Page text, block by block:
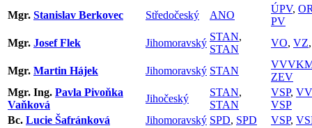
Mgr. Stanislav Berkovec Středočeský ANO
ÚPV,
PV
Mgr. Josef Flek Jihomoravský
STAN,
STAN
VO, VZ
Mgr. Martin Hájek Jihomoravský STAN
ZEV
Mgr. Ing. Pavla Pivoňka
Vaňková
Jihočeský
STAN,
STAN
VSP,
VSP
Bc. Lucie Šafránková Jihomoravský SPD, SPD VSP,